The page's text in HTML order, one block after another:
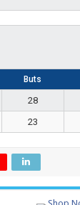
Buts
28
23